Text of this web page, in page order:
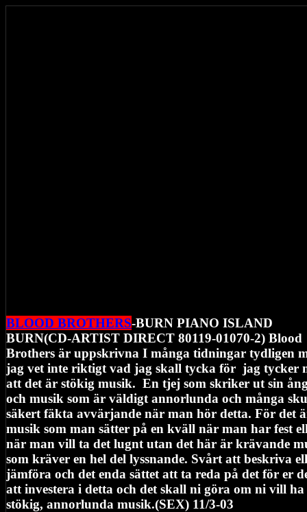
BLOOD BROTHERS-BURN PIANO ISLAND
BURN(CD-ARTIST DIRECT 80119-01070-2) Blood
Brothers är uppskrivna I många tidningar tydligen
jag vet inte riktigt vad jag skall tycka för jag tycker
att det är stökig musik. En tjej som skriker ut sin
och musik som är väldigt annorlunda och många
säkert fäkta avvärjande när man hör detta. För det
musik som man sätter på en kväll när man har fest
när man vill ta det lugnt utan det här är krävande
som kräver en hel del lyssnande. Svårt att beskriva
jämföra och det enda sättet att ta reda på det för er
att investera i detta och det skall ni göra om ni vill ha
stökig, annorlunda musik.(SEX) 11/3-03